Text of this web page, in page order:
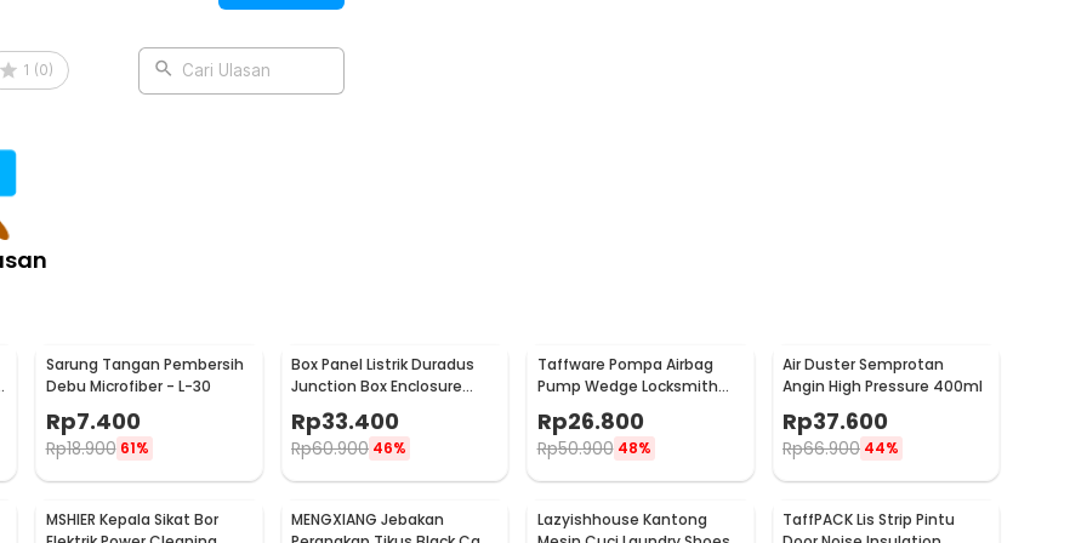
lis ini juga membantu mengurangi
Anda mendapatkan perlindungan,
Bottom Seal 93cm - DT4I
1 (0) Cari Ulasan
Sarung Tangan Pembersih
Debu Microfiber - L-30
Rp7.400
Rp18.900 61%
Box Panel Listrik Duradus
Junction Box Enclosure
Waterproof 158x90mm -
B1589
Rp33.400
Rp60.900 46%
Taffware Pompa Airbag
Pump Wedge Locksmith
Tools Size L
Rp26.800
Rp50.900 48%
Air Duster Semprotan
Angin High Pressure 400ml
Rp37.600
Rp66.900 44%
MSHIER Kepala Sikat Bor
MENGXIANG Jebakan
Lazyishhouse Kantong
TaffPACK Lis Strip Pintu